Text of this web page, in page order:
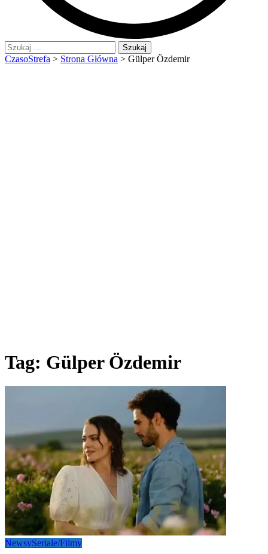
Szukaj:
CzasoStrefa > Strona Główna > Gülper Özdemir
Tag: Gülper Özdemir
NewsySeriale/Filmy